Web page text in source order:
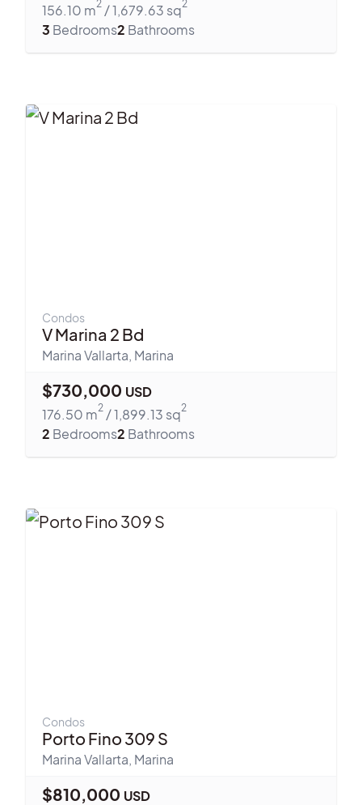
156.10 m2 /1,679.63 sq2
3 Bedrooms2 Bathrooms
Condos
V Marina 2 Bd
Marina Vallarta, Marina
$730,000 USD
176.50 m2 /1,899.13 sq2
2 Bedrooms2 Bathrooms
Condos
Porto Fino 309 S
Marina Vallarta, Marina
$810,000 USD